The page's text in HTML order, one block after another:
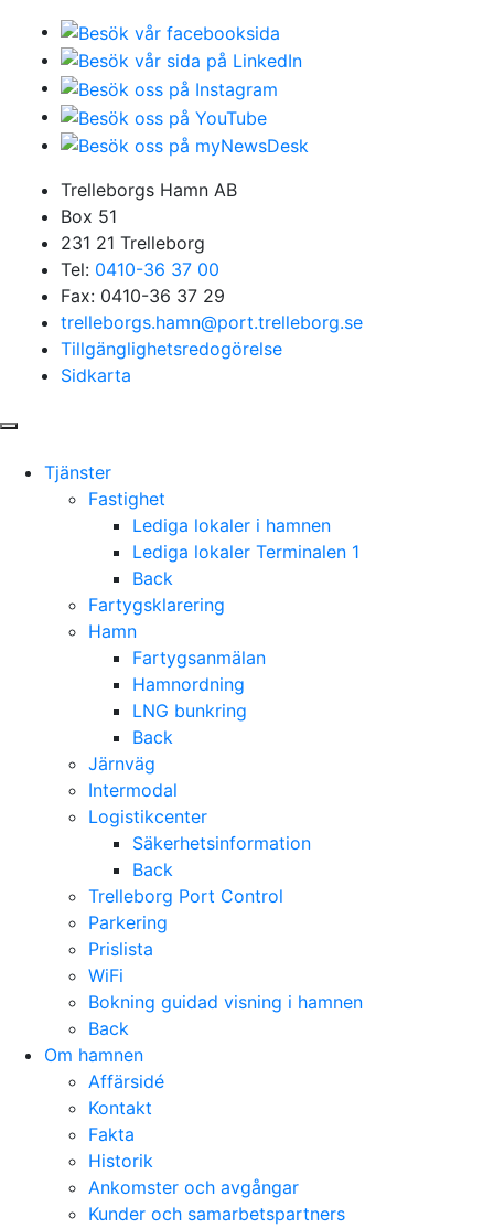
Trelleborgs Hamn AB
Box 51
231 21 Trelleborg
Tel: 0410-36 37 00
Fax: 0410-36 37 29
trelleborgs.hamn@port.trelleborg.se
Tillgänglighetsredogörelse
Sidkarta
Tjänster
Fastighet
Lediga lokaler i hamnen
Lediga lokaler Terminalen 1
Back
Fartygsklarering
Hamn
Fartygsanmälan
Hamnordning
LNG bunkring
Back
Järnväg
Intermodal
Logistikcenter
Säkerhetsinformation
Back
Trelleborg Port Control
Parkering
Prislista
WiFi
Bokning guidad visning i hamnen
Back
Om hamnen
Affärsidé
Kontakt
Fakta
Historik
Ankomster och avgångar
Kunder och samarbetspartners